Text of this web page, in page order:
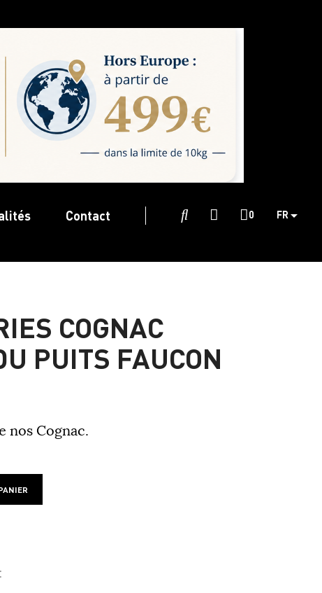
Contact 0 FR
COGNAC
PUITS FAUCON
nos Cognac.
: